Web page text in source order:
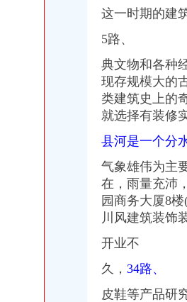
这一时期的建
5路、
典文物和各种
现存规模大的
类建筑史上的
就选择有装修
县河是一个分
气象雄伟为主
在，雨量充沛
园商务大厦8
川风建筑装饰
开业不
久， 34路、
皮鞋等产品研